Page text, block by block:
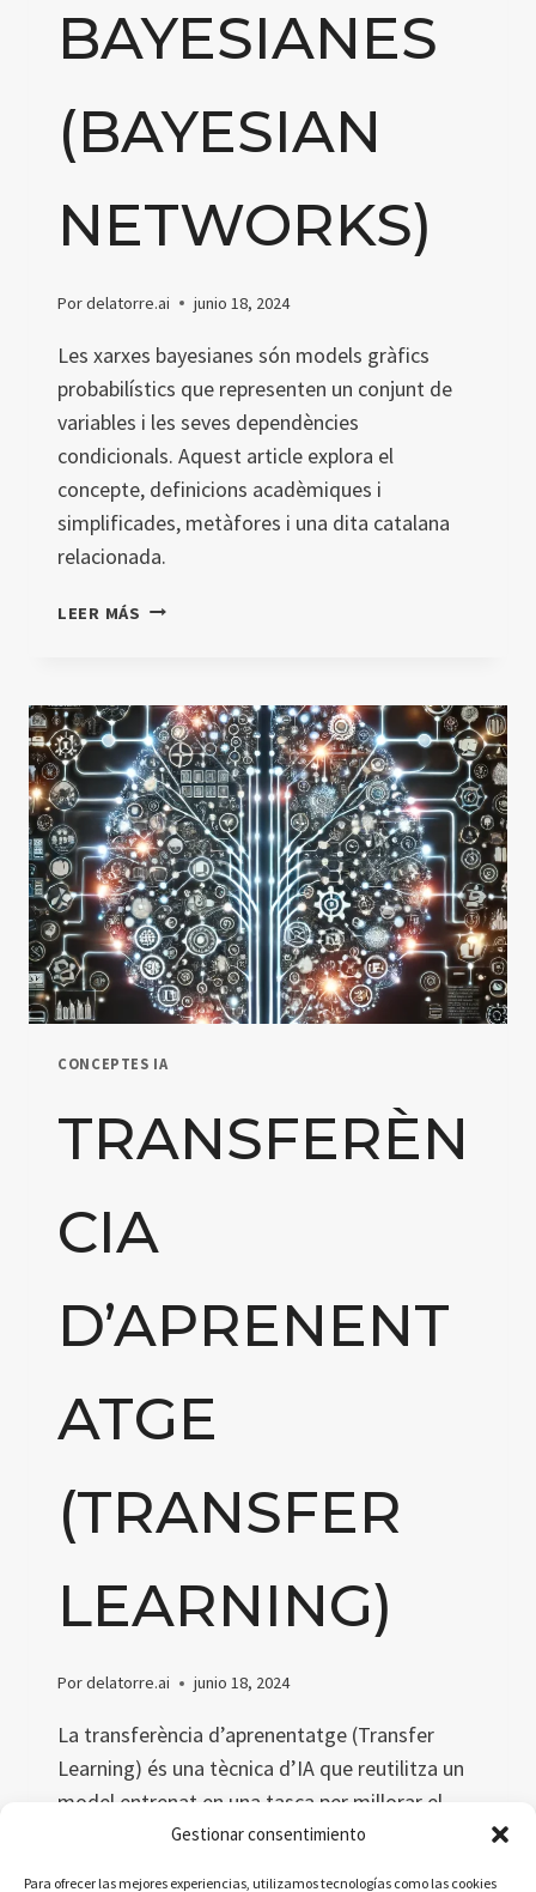
Gestionar consentimiento
Para ofrecer las mejores experiencias, utilizamos tecnologías como las cookies
BAYESIANES
(BAYESIAN
NETWORKS)
Pordelatorre.ai junio 18, 2024
Les xarxes bayesianes són models gràfics
probabilístics que representen un conjunt de
variables i les seves dependències
condicionals. Aquest article explora el
concepte, definicions acadèmiques i
simplificades, metàfores i una dita catalana
relacionada.
LEER MÁS XARXES
CONCEPTES IA
TRANSFERÈN
CIA
D’APRENENT
ATGE
(TRANSFER
LEARNING)
Pordelatorre.ai junio 18, 2024
La transferència d’aprenentatge (Transfer
Learning) és una tècnica d’IA que reutilitza un
model entrenat en una tasca per millorar el
rendiment en una altra tasca relacionada.